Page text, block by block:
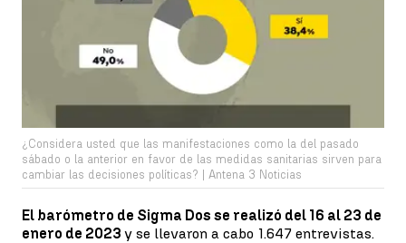
¿Considera usted que las manifestaciones como la del pasado
sábado o la anterior en favor de las medidas sanitarias sirven para
cambiar las decisiones políticas? | Antena 3 Noticias
El barómetro de Sigma Dos se realizó del 16 al 23 de
enero de 2023 y se llevaron a cabo 1.647 entrevistas.